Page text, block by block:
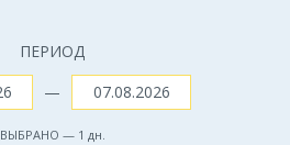
ПЕРИОД
—
ВЫБРАНО — 1 дн.